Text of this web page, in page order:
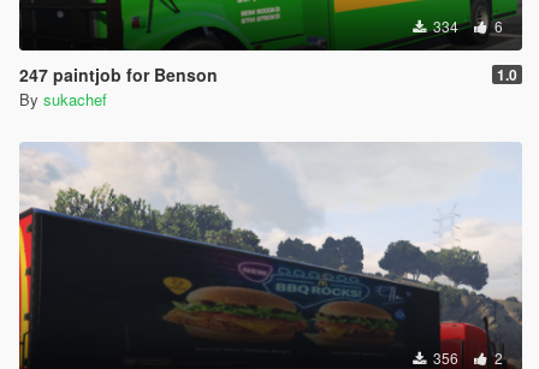
334 6
247 paintjob for Benson 1.0
By sukachef
356 2